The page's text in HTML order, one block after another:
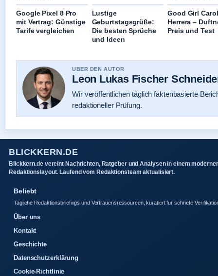
Google Pixel 8 Pro
mit Vertrag: Günstige
Tarife vergleichen
Lustige
Geburtstagsgrüße:
Die besten Sprüche
und Ideen
Good Girl
Herrera –
Preis und Test
UBER DEN AUTOR
Leon Lukas Fischer
Wir veröffentlichen täglich faktenbasierte
redaktioneller Prüfung.
BLICKKERN.DE
Blickkern.de vereint Nachrichten, Ratgeber und Analysen in einem
Redaktionslayout. Laufend vom Redaktionsteam aktualisiert.
Beliebt
Tagliche Redaktionsbriefings und Vertrauensressourcen, kuratiert fur schnelle
Über uns
Kontakt
Geschichte
Datenschutzerklärung
Cookie-Richtlinie